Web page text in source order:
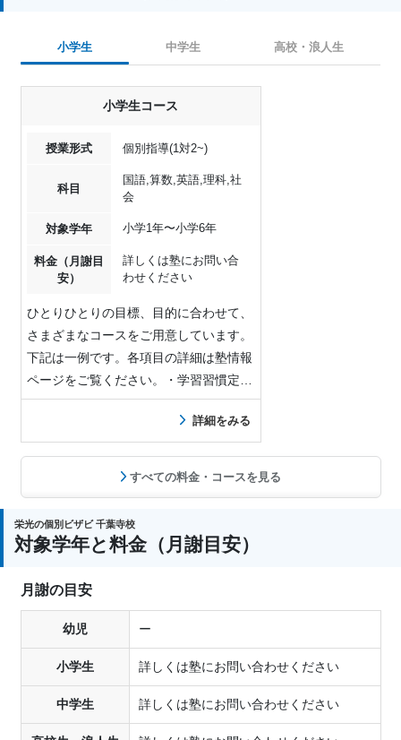
小学生 中学生 高校・浪人生
小学生コース
授業形式 個別指導(1対2~)
科目
国語,算数,英語,理科,社
会
対象学年 小学1年〜小学6年
料金（月謝目
安）
詳しくは塾にお問い合
わせください
ひとりひとりの目標、目的に合わせて、
さまざまなコースをご用意しています。
下記は一例です。各項目の詳細は塾情報
ページをご覧ください。・学習習慣定着
ノートの取り…
詳細をみる
すべての料金・コースを見る
栄光の個別ビザビ 千葉寺校
対象学年と料金（月謝目安）
月謝の目安
幼児 ー
小学生 詳しくは塾にお問い合わせください
中学生 詳しくは塾にお問い合わせください